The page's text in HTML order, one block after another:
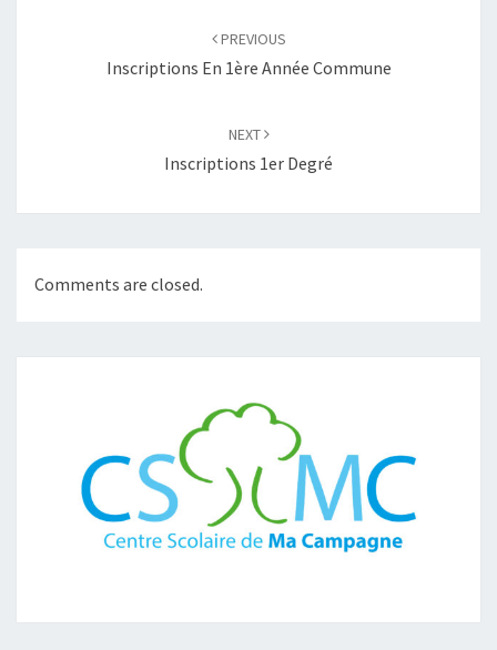
PREVIOUS
Inscriptions En 1ère Année Commune
NEXT
Inscriptions 1er Degré
Comments are closed.